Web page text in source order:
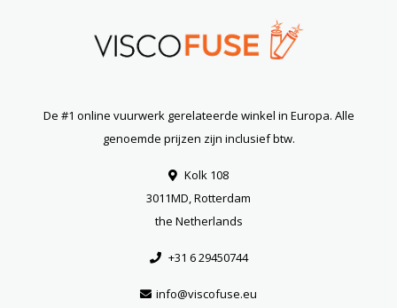
De #1 online vuurwerk gerelateerde winkel in Europa. Alle
genoemde prijzen zijn inclusief btw.
Kolk 108
3011MD, Rotterdam
the Netherlands
+31 6 29450744
info@viscofuse.eu